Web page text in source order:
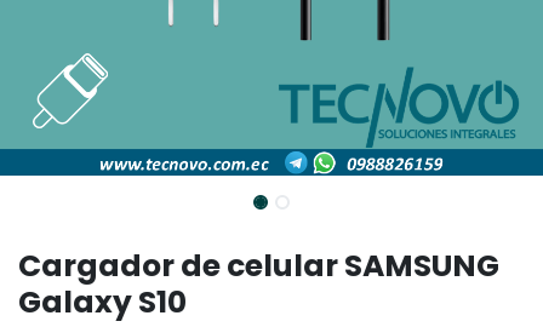
Cargador de celular SAMSUNG
Galaxy S10